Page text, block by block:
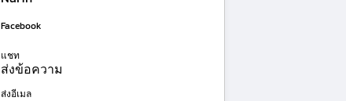
Facebook
แชท
ส่งข้อความ
ส่งอีเมล